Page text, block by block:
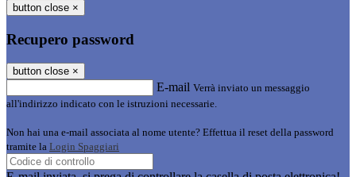
button close ×
Recupero password
button close ×
E-mail Verrà inviato un messaggio
all'indirizzo indicato con le istruzioni necessarie.
Non hai una e-mail associata al nome utente? Effettua il reset della password
tramite la Login Spaggiari